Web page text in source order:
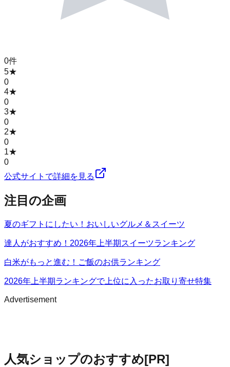
0件
5★
0
4★
0
3★
0
2★
0
1★
0
公式サイトで詳細を見る
注目の企画
夏のギフトにしたい！おいしいグルメ＆スイーツ
達人がおすすめ！2026年上半期スイーツランキング
白米がもっと進む！ご飯のお供ランキング
2026年上半期ランキングで上位に入ったお取り寄せ特集
Advertisement
人気ショップのおすすめ[PR]